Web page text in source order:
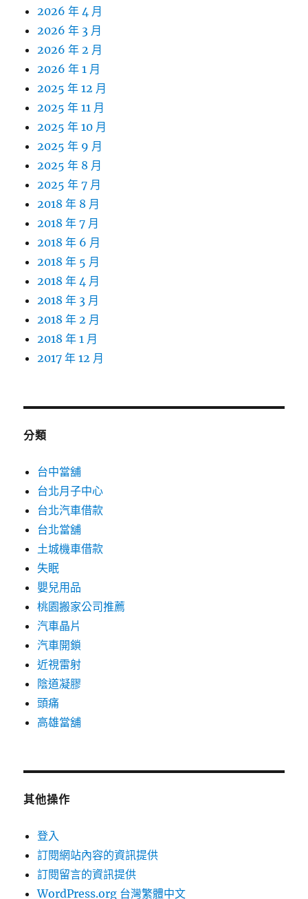
2026 年 4 月
2026 年 3 月
2026 年 2 月
2026 年 1 月
2025 年 12 月
2025 年 11 月
2025 年 10 月
2025 年 9 月
2025 年 8 月
2025 年 7 月
2018 年 8 月
2018 年 7 月
2018 年 6 月
2018 年 5 月
2018 年 4 月
2018 年 3 月
2018 年 2 月
2018 年 1 月
2017 年 12 月
分類
台中當舖
台北月子中心
台北汽車借款
台北當舖
土城機車借款
失眠
嬰兒用品
桃園搬家公司推薦
汽車晶片
汽車開鎖
近視雷射
陰道凝膠
頭痛
高雄當舖
其他操作
登入
訂閱網站內容的資訊提供
訂閱留言的資訊提供
WordPress.org 台灣繁體中文